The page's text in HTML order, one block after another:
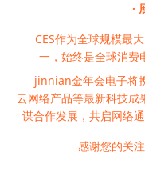
·
CES作为全球规模最大
一，始终是全球消费
jinnian金年会电子
云网络产品等最新科技成
谋合作发展，共启网络通
感谢您的关